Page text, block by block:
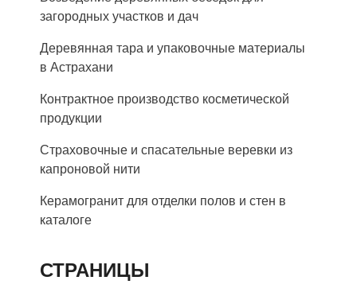
загородных участков и дач
Деревянная тара и упаковочные материалы
в Астрахани
Контрактное производство косметической
продукции
Страховочные и спасательные веревки из
капроновой нити
Керамогранит для отделки полов и стен в
каталоге
СТРАНИЦЫ